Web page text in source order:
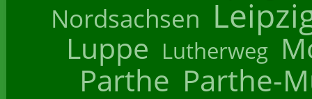
Nordsachsen
Luppe Lutherweg
Parthe Parthe-